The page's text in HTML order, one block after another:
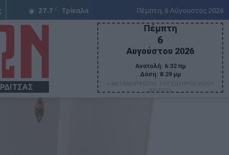
27.7 C Τρίκαλα Πέμπτη, 6 Αύγουστος 2026
Πέμπτη
6
Αυγούστου 2026
Ανατολή: 6:32 πμ
Δύση: 8:29 μμ
+ ΜΕΤΑΜΟΡΦΩΣΗΣ ΤΟΥ ΣΩΤΗΡΟΣ ΙΗΣΟΥ
ΧΡΙΣΤΟΥ